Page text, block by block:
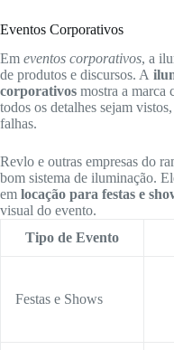
Eventos Corporativos
Em eventos corporativos, a
de produtos e discursos. A
corporativos mostra a marca
todos os detalhes sejam
falhas.
Revlo e outras empresas do
bom sistema de iluminação.
em locação para festas e
visual do evento.
Tipo de Evento
Festas e Shows